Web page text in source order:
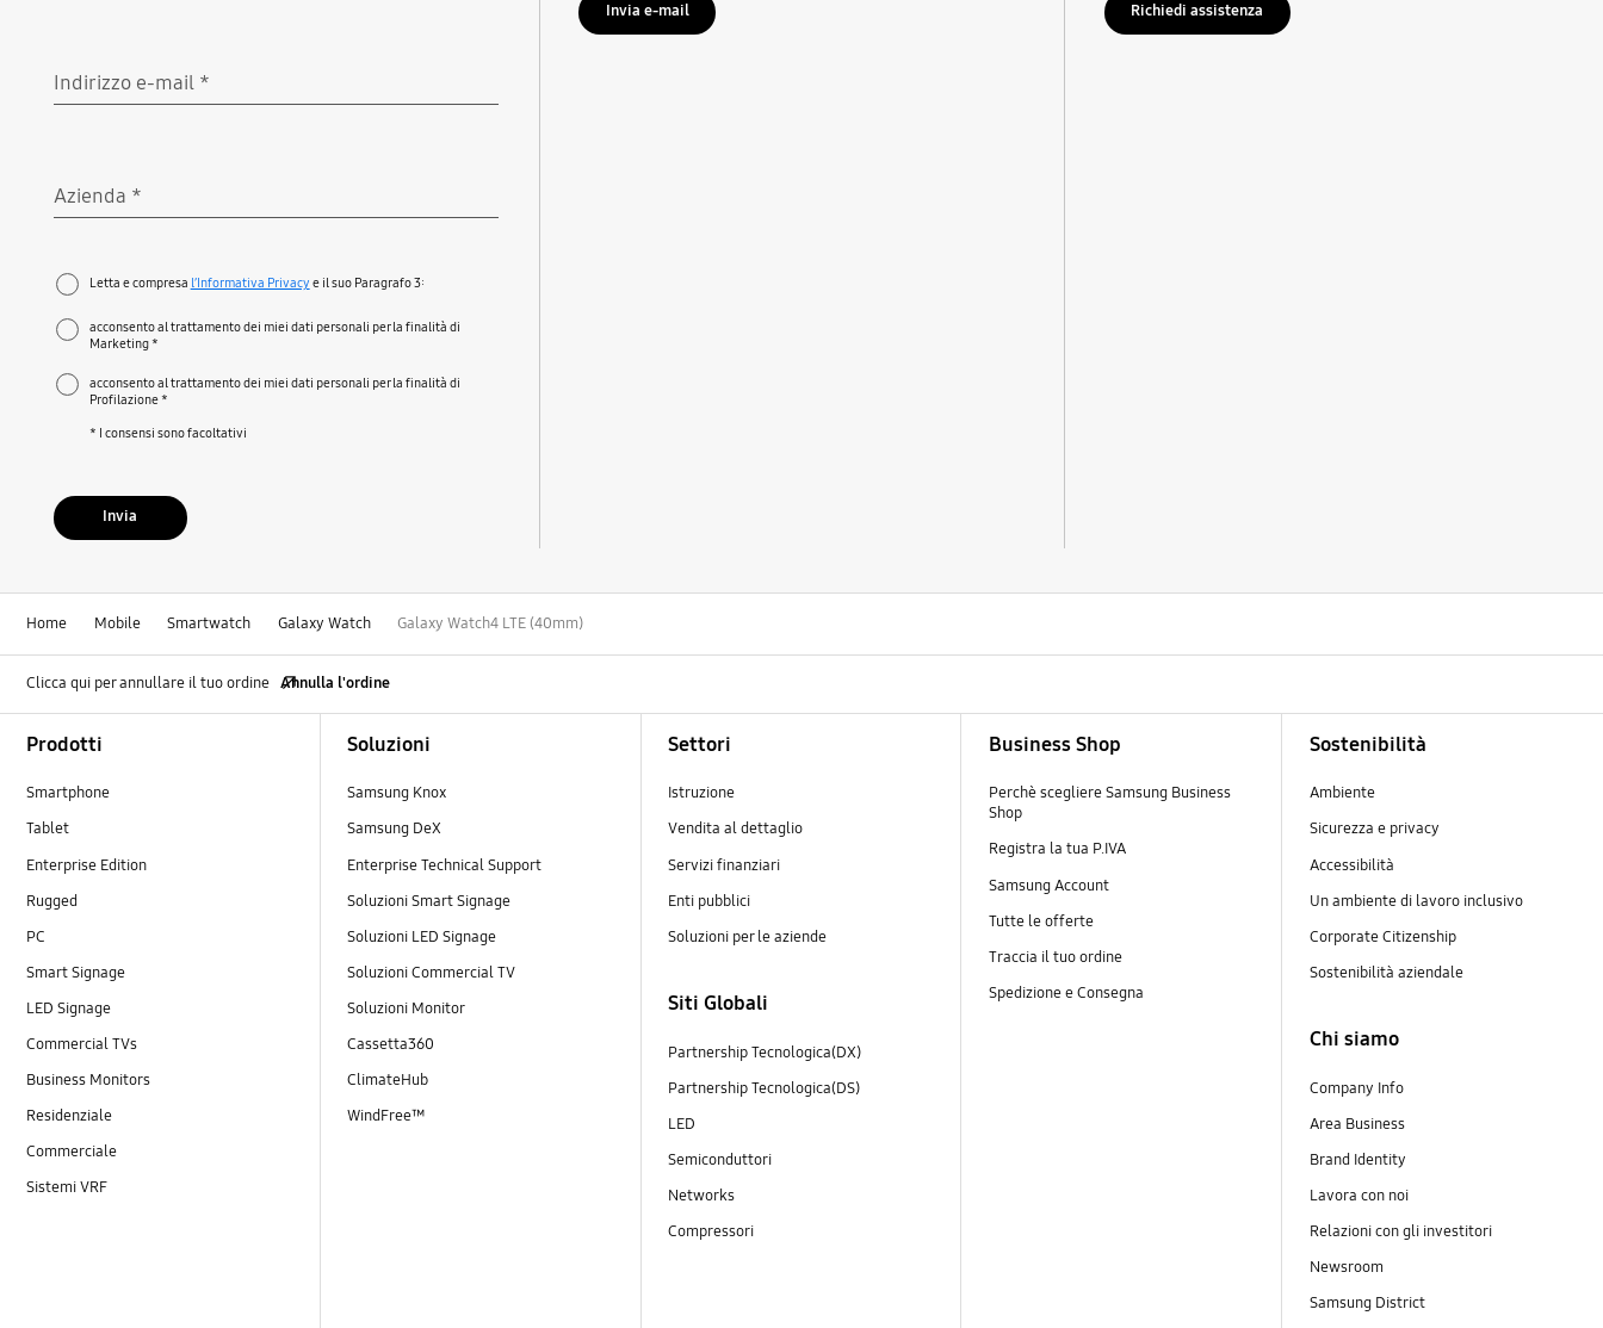
Indirizzo e-mail *
Azienda *
Letta e compresa l’Informativa Privacy e il suo Paragrafo 3:
acconsento al trattamento dei miei dati personali per la finalità di
Marketing *
acconsento al trattamento dei miei dati personali per la finalità di
Profilazione *
* I consensi sono facoltativi
Invia
Invia e-mail Richiedi assistenza
Home Mobile Smartwatch Galaxy Watch Galaxy Watch4 LTE (40mm)
Clicca qui per annullare il tuo ordine Annulla l'ordine
Prodotti
Smartphone
Tablet
Enterprise Edition
Rugged
PC
Smart Signage
LED Signage
Commercial TVs
Business Monitors
Residenziale
Commerciale
Sistemi VRF
Soluzioni
Samsung Knox
Samsung DeX
Enterprise Technical Support
Soluzioni Smart Signage
Soluzioni LED Signage
Soluzioni Commercial TV
Soluzioni Monitor
Cassetta360
ClimateHub
WindFree™
Settori
Istruzione
Vendita al dettaglio
Servizi finanziari
Enti pubblici
Soluzioni per le aziende
Siti Globali
Partnership Tecnologica(DX)
Partnership Tecnologica(DS)
LED
Semiconduttori
Networks
Compressori
Business Shop
Perchè scegliere Samsung Business
Shop
Registra la tua P.IVA
Samsung Account
Tutte le offerte
Traccia il tuo ordine
Spedizione e Consegna
Sostenibilità
Ambiente
Sicurezza e privacy
Accessibilità
Un ambiente di lavoro inclusivo
Corporate Citizenship
Sostenibilità aziendale
Chi siamo
Company Info
Area Business
Brand Identity
Lavora con noi
Relazioni con gli investitori
Newsroom
Samsung District